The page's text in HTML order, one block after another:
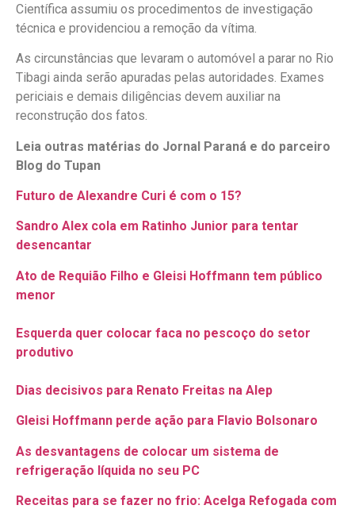
Científica assumiu os procedimentos de investigação
técnica e providenciou a remoção da vítima.
As circunstâncias que levaram o automóvel a parar no Rio
Tibagi ainda serão apuradas pelas autoridades. Exames
periciais e demais diligências devem auxiliar na
reconstrução dos fatos.
Leia outras matérias do Jornal Paraná e do parceiro
Blog do Tupan
Futuro de Alexandre Curi é com o 15?
Sandro Alex cola em Ratinho Junior para tentar
desencantar
Ato de Requião Filho e Gleisi Hoffmann tem público
menor
Esquerda quer colocar faca no pescoço do setor
produtivo
Dias decisivos para Renato Freitas na Alep
Gleisi Hoffmann perde ação para Flavio Bolsonaro
As desvantagens de colocar um sistema de
refrigeração líquida no seu PC
Receitas para se fazer no frio: Acelga Refogada com